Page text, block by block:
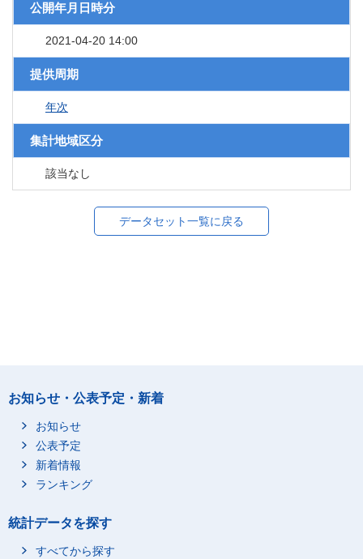
公開年月日時分
2021-04-20 14:00
提供周期
年次
集計地域区分
該当なし
データセット一覧に戻る
お知らせ・公表予定・新着
お知らせ
公表予定
新着情報
ランキング
統計データを探す
すべてから探す